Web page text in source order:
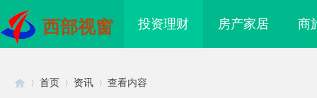
西部视窗 投资理财 房产家居 商
首页 资讯 查看内容